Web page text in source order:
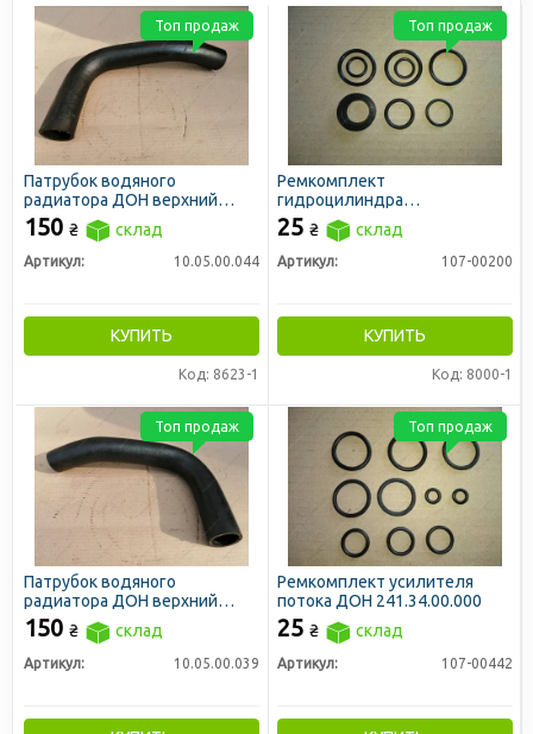
Патрубок водяного
радиатора ДОН верхний
левый D=40
150 ₴ склад
Артикул: 10.05.00.044
КУПИТЬ
Код: 8623-1
Топ продаж
Ремкомплект
гидроцилиндра
горизонтального
перемещения мотовила ДОН
32.180.16.000
25 ₴ склад
Артикул: 107-00200
КУПИТЬ
Код: 8000-1
Топ продаж
Патрубок водяного
радиатора ДОН верхний
правый D=40
150 ₴ склад
Артикул: 10.05.00.039
Топ продаж
Ремкомплект усилителя
потока ДОН 241.34.00.000
25 ₴ склад
Артикул: 107-00442
Топ продаж